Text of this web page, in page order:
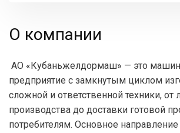
О компании
АО «Кубаньжелдормаш» — это
предприятие с замкнутым циклом
сложной и ответственной техники, от
производства до доставки готовой
потребителям. Основное